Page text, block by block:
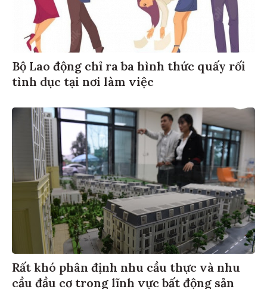
Bộ Lao động chỉ ra ba hình thức quấy rối
tình dục tại nơi làm việc
Rất khó phân định nhu cầu thực và nhu
cầu đầu cơ trong lĩnh vực bất động sản